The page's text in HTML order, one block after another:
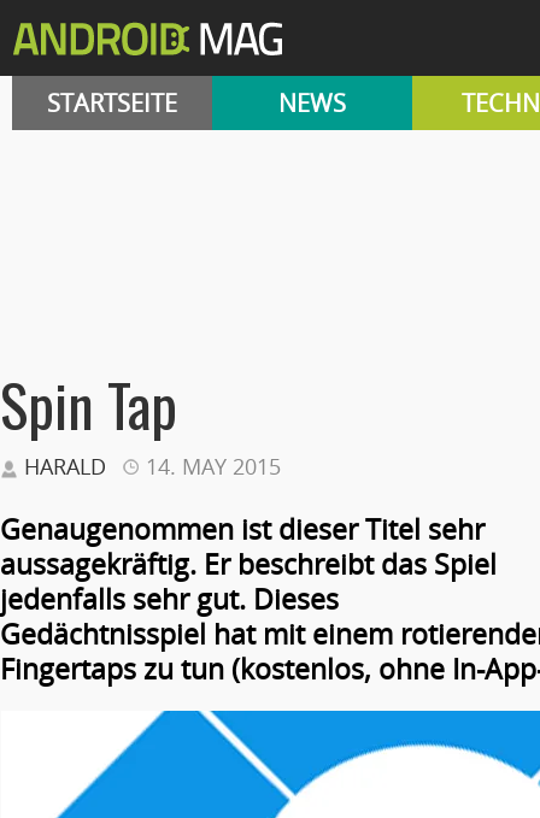
STARTSEITE NEWS
Spin Tap
HARALD 14. MAY 2015
Genaugenommen ist dieser Titel sehr
aussagekräftig. Er beschreibt das Spiel
jedenfalls sehr gut. Dieses
Gedächtnisspiel hat mit einem
Fingertaps zu tun (kostenlos, ohne In-